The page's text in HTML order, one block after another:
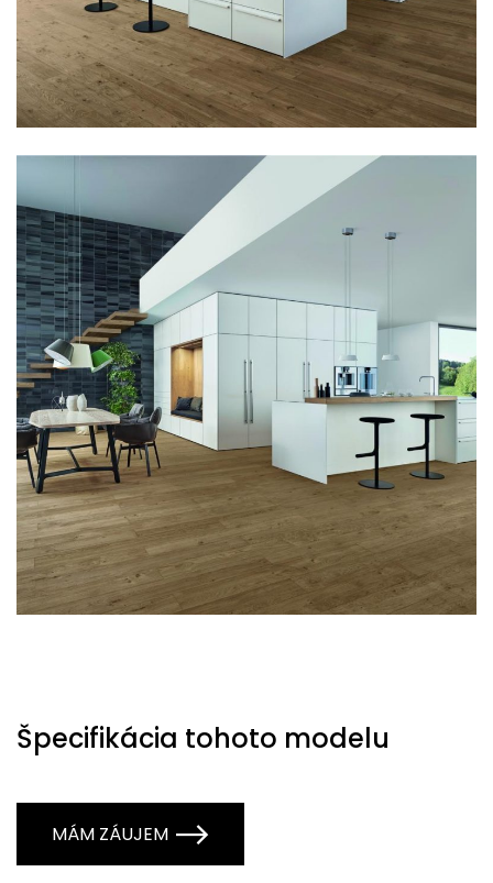
Špecifikácia tohoto modelu
MÁM ZÁUJEM